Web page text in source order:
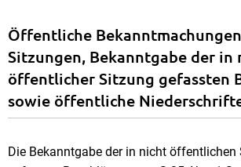
Öffentliche
Sitzungen, Bekanntgabe der in
öffentlicher Sitzung gefassten
sowie öffentliche
Die Bekanntgabe der in nicht öffentlichen